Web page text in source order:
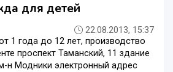
для детей
22.08.2013, 15:37
1 года до 12 лет, производство
проспект Таманский, 11 здание
н Модники электронный адрес